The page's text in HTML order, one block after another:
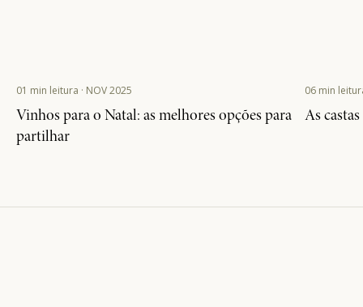
Vinhos para o Natal: as melhores opções para
partilhar
01 min leitura · NOV 2025
As
06 min